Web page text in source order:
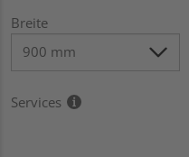
Breite
Services